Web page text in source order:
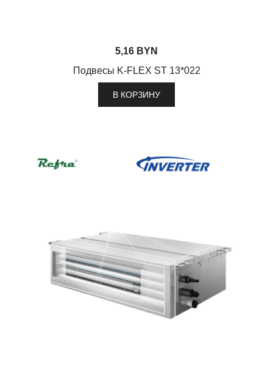
5,16 BYN
Подвесы K-FLEX ST 13*022
В КОРЗИНУ